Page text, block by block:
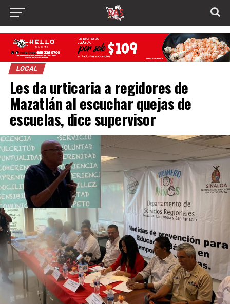
LOCAL
Les da urticaria a regidores de
Mazatlán al escuchar quejas de
escuelas, dice supervisor